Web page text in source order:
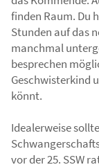
finden Raum. Du
Stunden auf das
manchmal
besprechen
Geschwisterkind
könnt.
Idealerweise
vor der 25. SSW